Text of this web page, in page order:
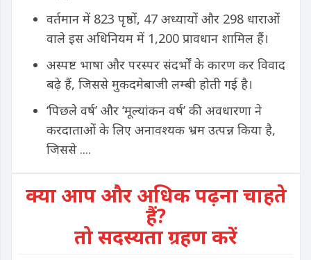
वर्तमान में 823 पृष्ठों, 47 अध्यायों और 298 धाराओं
वाले इस अधिनियम में 1,200 प्रावधान शामिल हैं।
अस्पष्ट भाषा और परस्पर संदर्भों के कारण कर विवाद
बढ़े हैं, जिससे मुकदमेबाजी लम्बी होती गई है।
‘पिछले वर्ष’ और ‘मूल्यांकन वर्ष’ की अवधारणा ने
करदाताओं के लिए अनावश्यक भ्रम उत्पन्न किया है,
जिससे ....
क्या आप और अधिक पढ़ना चाहते
हैं?
तो सदस्यता ग्रहण करें